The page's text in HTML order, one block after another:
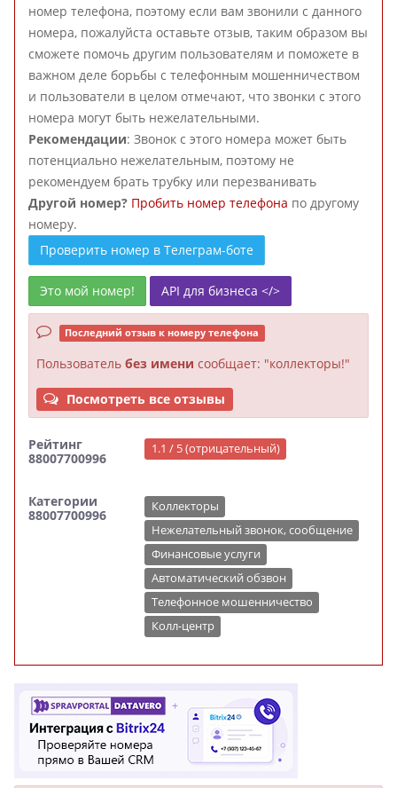
номер телефона, поэтому если вам звонили с данного
номера, пожалуйста оставьте отзыв, таким образом вы
сможете помочь другим пользователям и поможете в
важном деле борьбы с телефонным мошенничеством
и пользователи в целом отмечают, что звонки с этого
номера могут быть нежелательными.
Рекомендации: Звонок с этого номера может быть
потенциально нежелательным, поэтому не
рекомендуем брать трубку или перезванивать
Другой номер? Пробить номер телефона по другому
номеру.
Проверить номер в Телеграм-боте
Это мой номер! API для бизнеса </>
Последний отзыв к номеру телефона
Пользователь без имени сообщает: "коллекторы!"
Посмотреть все отзывы
Рейтинг
88007700996
1.1 / 5 (отрицательный)
Категории
88007700996
Коллекторы
Нежелательный звонок, сообщение
Финансовые услуги
Автоматический обзвон
Телефонное мошенничество
Колл-центр